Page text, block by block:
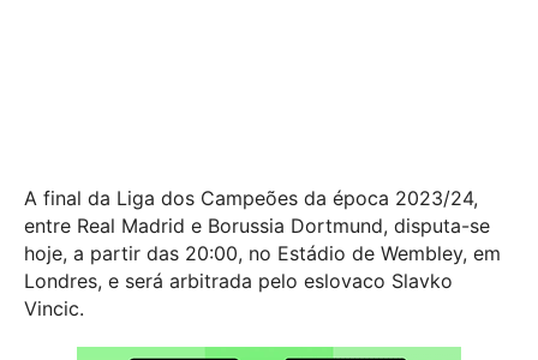
A final da Liga dos Campeões da época 2023/24,
entre Real Madrid e Borussia Dortmund, disputa-se
hoje, a partir das 20:00, no Estádio de Wembley, em
Londres, e será arbitrada pelo eslovaco Slavko
Vincic.